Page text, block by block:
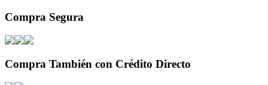
Compra Segura
Compra También con Crédito Directo